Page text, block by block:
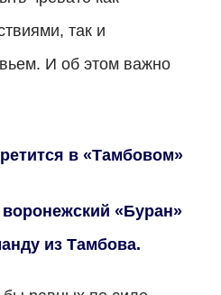
так и
И об этом важно
в «Тамбовом»
«Буран»
из Тамбова.